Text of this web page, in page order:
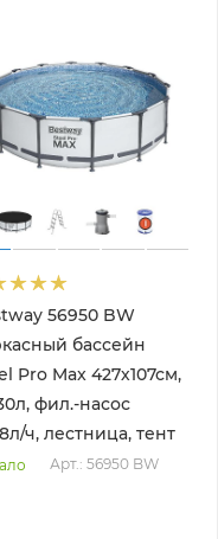
56950 BW
бассейн
Pro Max 427х107см,
фил.-насос
ч, лестница, тент
Арт.: 56950 BW